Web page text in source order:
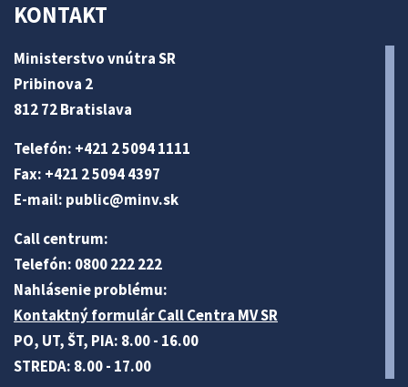
KONTAKT
Ministerstvo vnútra SR
Pribinova 2
812 72 Bratislava
Telefón: +421 2 5094 1111
Fax: +421 2 5094 4397
E-mail: public@minv.sk
Call centrum:
Telefón: 0800 222 222
Nahlásenie problému:
Kontaktný formulár Call Centra MV SR
PO, UT, ŠT, PIA: 8.00 - 16.00
STREDA: 8.00 - 17.00